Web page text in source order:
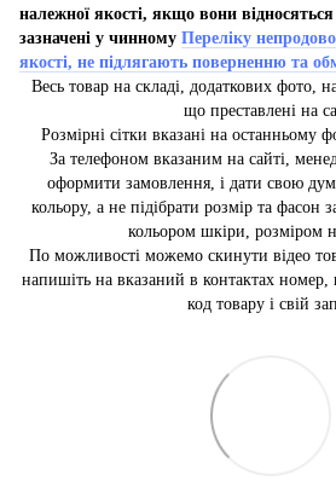
належної якості, якщо вони
зазначені у чинному Переліку
якості, не підлягають поверненню та
Весь товар на складі, додаткових фото,
що преставлені на
Розмірні сітки вказані на останньому
За телефоном вказаним на сайті,
оформити замовлення, і дати свою
кольору, а не підібрати розмір та фасон
кольором шкіри, розміром
По можливості можемо скинути відео
напишіть на вказаний в контактах номер,
код товару і свій